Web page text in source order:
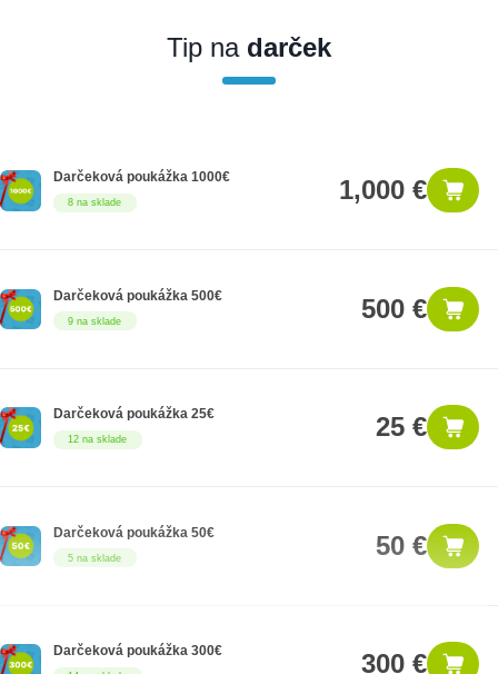
nakupovať ako firemný zákazník, musíte sa pred nákupom
registrovať. Registrácia podlieha overeniu.
Tip nadarček
8 na sklade
Darčeková poukážka 1000€ 1,000 €
9 na sklade
Darčeková poukážka 500€ 500 €
12 na sklade
Darčeková poukážka 25€ 25 €
5 na sklade
Darčeková poukážka 50€ 50 €
Darčeková poukážka 300€ 300 €